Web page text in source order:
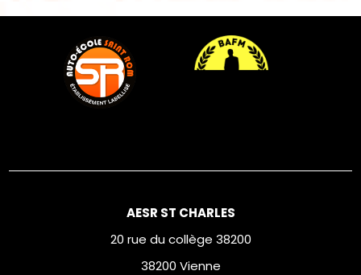
AESR ST CHARLES
20 rue du collège 38200
38200 Vienne